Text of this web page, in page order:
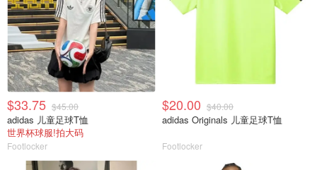
$33.75 $45.00
adidas 儿童足球T恤
世界杯球服!拍大码
Footlocker
$20.00 $40.00
adidas Originals 儿童足球T恤
Footlocker